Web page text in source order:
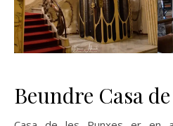
Beundre Casa